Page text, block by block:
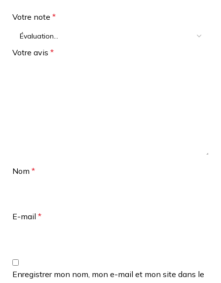
Votre note *
Votre avis *
Nom *
E-mail *
Enregistrer mon nom, mon e-mail et mon site dans le